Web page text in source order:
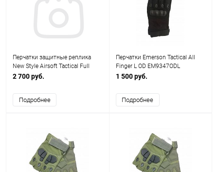
Перчатки защитные реплика
New Style Airsoft Tactical Full
Finger Gloves XL AS-PG0027T
2 700 руб.
Подробнее
Перчатки Emerson Tactical All
Finger L OD EM9347ODL
1 500 руб.
Подробнее